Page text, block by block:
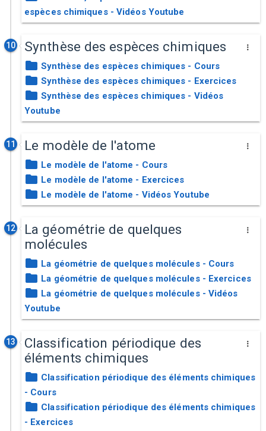
espèces chimiques - Vidéos Youtube
10 Synthèse des espèces chimiques
Synthèse des espèces chimiques - Cours
Synthèse des espèces chimiques - Exercices
Synthèse des espèces chimiques - Vidéos
Youtube
11 Le modèle de l'atome
Le modèle de l'atome - Cours
Le modèle de l'atome - Exercices
Le modèle de l'atome - Vidéos Youtube
12
La géométrie de quelques
molécules
La géométrie de quelques molécules - Cours
La géométrie de quelques molécules - Exercices
La géométrie de quelques molécules - Vidéos
Youtube
13
Classification périodique des
éléments chimiques
Classification périodique des éléments chimiques
- Cours
Classification périodique des éléments chimiques
- Exercices